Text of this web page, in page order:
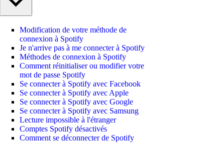
Modification de votre méthode de
connexion à Spotify
Je n'arrive pas à me connecter à Spotify
Méthodes de connexion à Spotify
Comment réinitialiser ou modifier votre
mot de passe Spotify
Se connecter à Spotify avec Facebook
Se connecter à Spotify avec Apple
Se connecter à Spotify avec Google
Se connecter à Spotify avec Samsung
Lecture impossible à l'étranger
Comptes Spotify désactivés
Comment se déconnecter de Spotify